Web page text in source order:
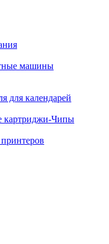
машины
для календарей
картриджи-Чипы